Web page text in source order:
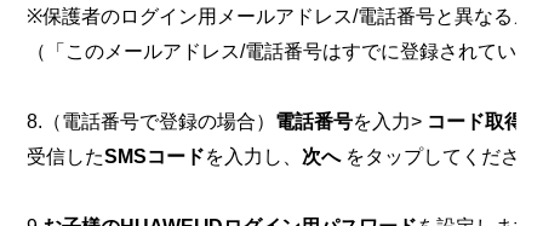
※保護者のログイン用メールアドレス/電話番号と異なるメ
（「このメールアドレス/電話番号はすでに登録されてい
8.（電話番号で登録の場合） 電話番号を入力> コード取得
受信したSMSコードを入力し、 次へをタップしてください